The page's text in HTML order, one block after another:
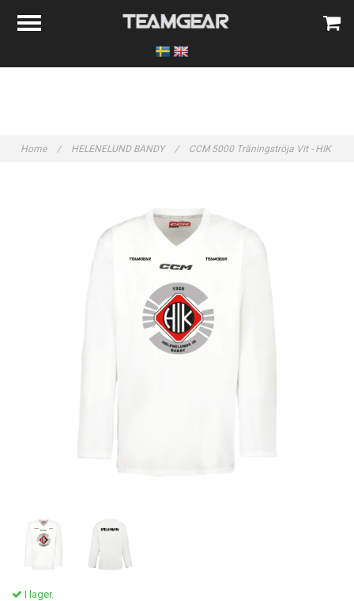
Home / HELENELUND BANDY / CCM 5000 Träningströja Vit - HIK
I lager.